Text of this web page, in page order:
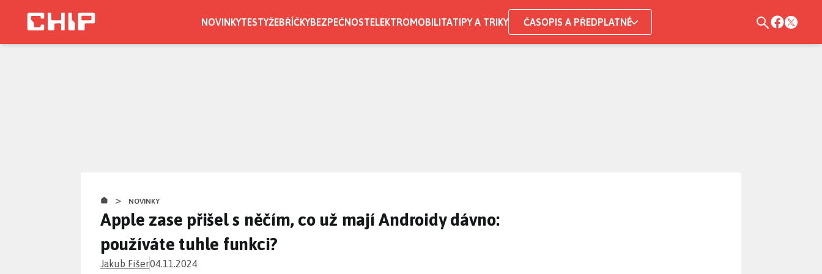
NOVINKYTESTYŽEBŘÍČKYBEZPEČNOSTELEKTROMOBILITATIPY A TRIKY ČASOPIS A PŘEDPLATNÉ
> NOVINKY
Apple zase přišel s něčím, co už mají Androidy dávno:
používáte tuhle funkci?
Jakub Fišer04.11.2024